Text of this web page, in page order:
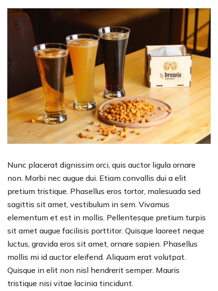
Nunc placerat dignissim orci, quis auctor ligula ornare
non. Morbi nec augue dui. Etiam convallis dui a elit
pretium tristique. Phasellus eros tortor, malesuada sed
sagittis sit amet, vestibulum in sem. Vivamus
elementum et est in mollis. Pellentesque pretium turpis
sit amet augue facilisis porttitor. Quisque laoreet neque
luctus, gravida eros sit amet, ornare sapien. Phasellus
mollis mi id auctor eleifend. Aliquam erat volutpat.
Quisque in elit non nisl hendrerit semper. Mauris
tristique nisi vitae lacinia tincidunt.